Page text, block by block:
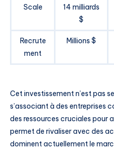
Scale
14 milliards
$
Recrute
ment
Millions $
Cet investissement n’est pas
s’associant à des entreprises
des ressources cruciales pour
permet de rivaliser avec des
dominent actuellement le